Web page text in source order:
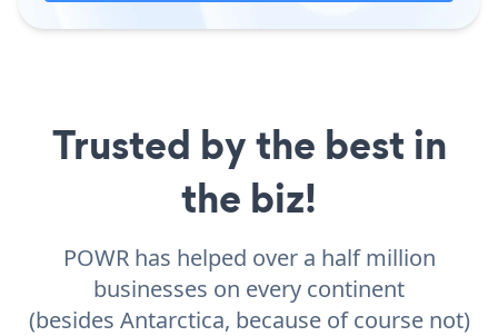
Trusted by the best in
the biz!
POWR has helped over a half million
businesses on every continent
(besides Antarctica, because of course not)